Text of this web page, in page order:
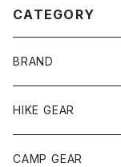
CATEGORY
BRAND
andwander
ANOBA
HIKE GEAR
テント、シェルター
CAMP GEAR